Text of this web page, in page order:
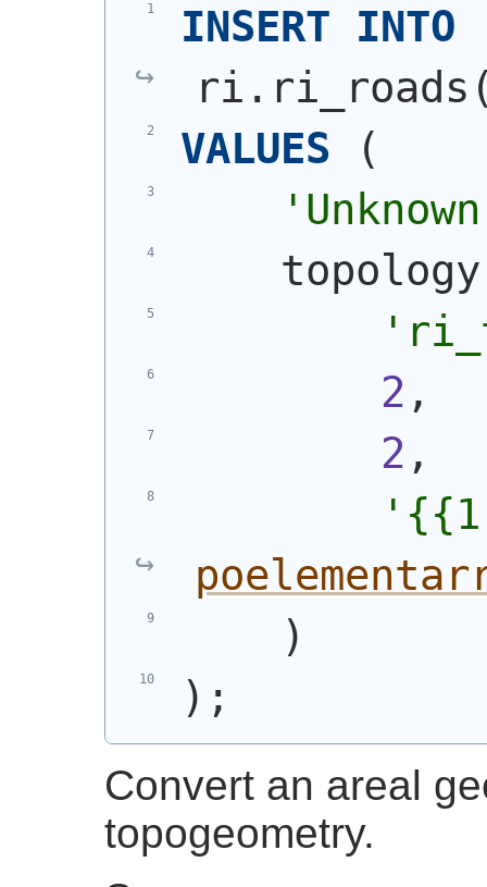
INSERT INTO
ri.ri_roads
VALUES
(
2 ,
2 ,
)
) ;
Convert an areal
topogeometry.